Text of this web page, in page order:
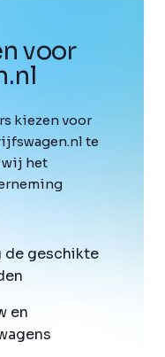
voor
.nl
kiezen voor
te
wij het
de geschikte
en